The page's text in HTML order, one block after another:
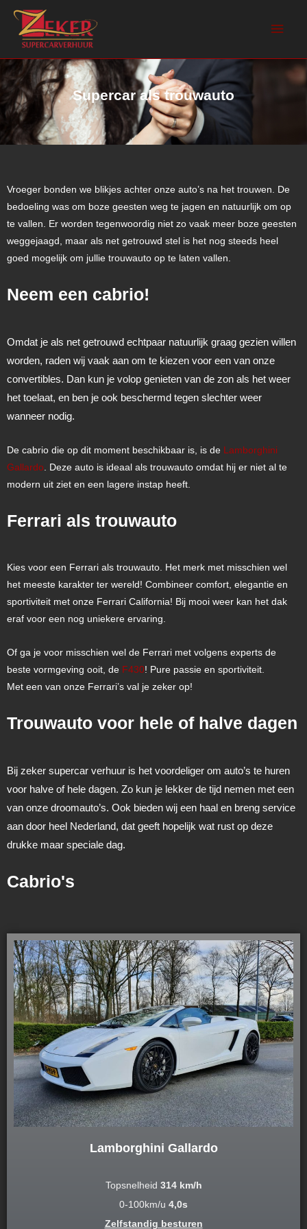
Supercar als trouwauto
Vroeger bonden we blikjes achter onze auto’s na het trouwen. De
bedoeling was om boze geesten weg te jagen en natuurlijk om op
te vallen. Er worden tegenwoordig niet zo vaak meer boze geesten
weggejaagd, maar als net getrouwd stel is het nog steeds heel
goed mogelijk om jullie trouwauto op te laten vallen.
Neem een cabrio!
Omdat je als net getrouwd echtpaar natuurlijk graag gezien willen
worden, raden wij vaak aan om te kiezen voor een van onze
convertibles. Dan kun je volop genieten van de zon als het weer
het toelaat, en ben je ook beschermd tegen slechter weer
wanneer nodig.
De cabrio die op dit moment beschikbaar is, is de Lamborghini
Gallardo. Deze auto is ideaal als trouwauto omdat hij er niet al te
modern uit ziet en een lagere instap heeft.
Ferrari als trouwauto
Kies voor een Ferrari als trouwauto. Het merk met misschien wel
het meeste karakter ter wereld! Combineer comfort, elegantie en
sportiviteit met onze Ferrari California! Bij mooi weer kan het dak
eraf voor een nog uniekere ervaring.
Of ga je voor misschien wel de Ferrari met volgens experts de
beste vormgeving ooit, de F430! Pure passie en sportiviteit.
Met een van onze Ferrari’s val je zeker op!
Trouwauto voor hele of halve dagen
Bij zeker supercar verhuur is het voordeliger om auto’s te huren
voor halve of hele dagen. Zo kun je lekker de tijd nemen met een
van onze droomauto’s. Ook bieden wij een haal en breng service
aan door heel Nederland, dat geeft hopelijk wat rust op deze
drukke maar speciale dag.
Cabrio's
Lamborghini Gallardo
Topsnelheid 314 km/h
0-100km/u 4,0s
Zelfstandig besturen